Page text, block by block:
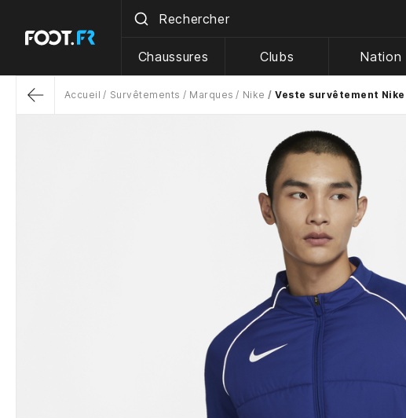
Chaussures Clubs Nation
Accueil Survêtements Marques Nike Veste survêtement